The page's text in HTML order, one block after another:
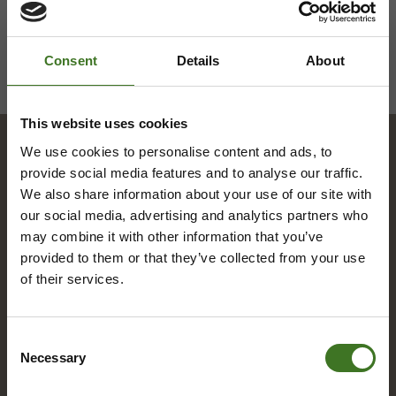
Consent Details About
This website uses cookies
We use cookies to personalise content and ads, to
provide social media features and to analyse our traffic.
We also share information about your use of our site with
our social media, advertising and analytics partners who
may combine it with other information that you’ve
provided to them or that they’ve collected from your use
of their services.
Selection
Necessary
Hakemisto
A
Alue­ke­räys­pis­teet
Asia­kas­pal­ve­lu